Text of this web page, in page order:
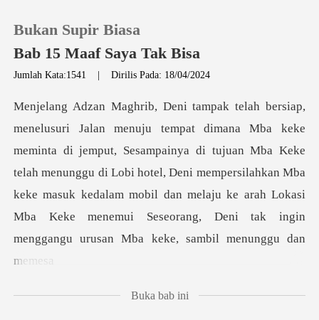
0
Pengisian Ulang
Bukan Supir Biasa
Bab 15 Maaf Saya Tak Bisa
Jumlah Kata:1541 |Dirilis Pada: 18/04/2024
, Sesampainya di tujuan Mba Keke
telah menunggu di Lobi hotel, Deni mempersilahkan Mba
keke masuk kedalam mobil dan
Buka bab ini